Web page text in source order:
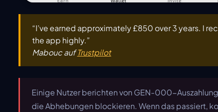
“I’ve earned approximately £850 over 3 years. I
the app highly.”
Mabouc aufTrustpilot
Einige Nutzer berichten von GEN-000-
die Abhebungen blockieren. Wenn das passiert,